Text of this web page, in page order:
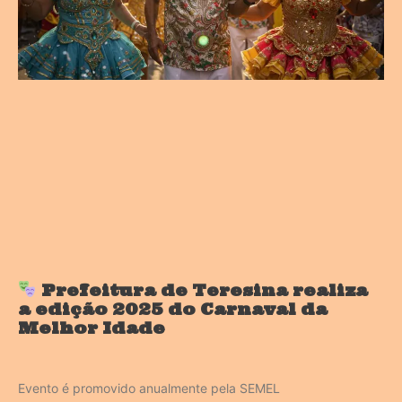
Prefeitura de Teresina realiza
a edição 2025 do Carnaval da
Melhor Idade
Evento é promovido anualmente pela SEMEL